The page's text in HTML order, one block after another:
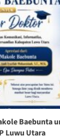
Baebunta
Luwu Utara